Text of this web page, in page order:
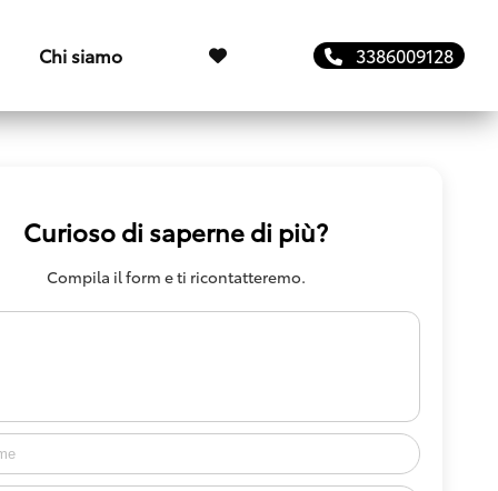
Chi siamo 3386009128
Curioso di saperne di più?
Compila il form e ti ricontatteremo.